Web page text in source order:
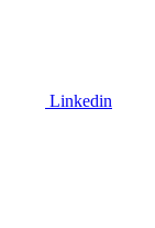
Linkedin